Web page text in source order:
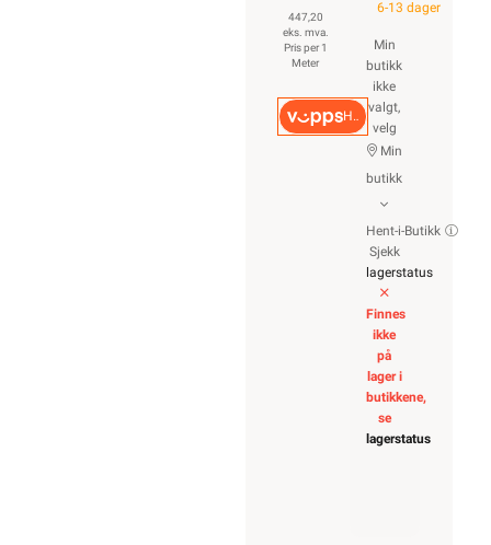
447,20
eks. mva.
Pris per 1
Meter
Hurtigkasse
6-13 dager
Min
butikk
ikke
valgt,
velg
Min
butikk
Hent-i-Butikk
Sjekk
lagerstatus
Finnes
ikke
på
lager i
butikkene,
se
lagerstatus